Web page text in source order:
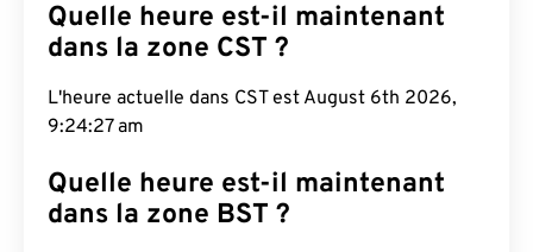
Quelle heure est-il maintenant
dans la zone CST ?
L'heure actuelle dans CST est August 6th 2026,
9:24:28 am
Quelle heure est-il maintenant
dans la zone BST ?